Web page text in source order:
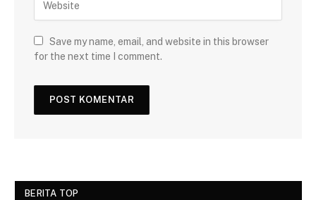
Save my name, email, and website in this browser
for the next time I comment.
BERITA TOP